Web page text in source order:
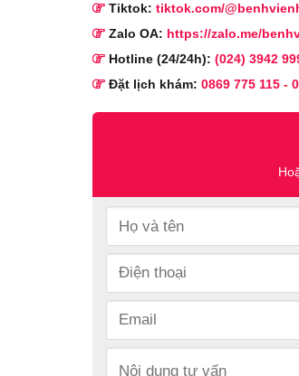
Tiktok: tiktok.com/
Zalo OA: https://zalo.me/
Hotline (24/24h): (024) 3942
Đặt lịch khám: 0869 775 115 -